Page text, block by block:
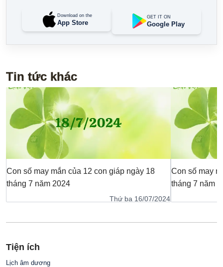
Download on the
App Store
GET IT ON
Google Play
Tin tức khác
Con số may mắn của 12 con giáp ngày 18
tháng 7 năm 2024
Thứ ba 16/07/2024
Con số may
tháng 7 năm
Tiện ích
Lịch âm dương